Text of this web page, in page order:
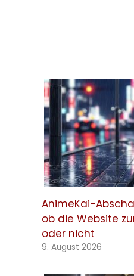
AnimeKai-
ob die Website
oder nicht
9. August 2026